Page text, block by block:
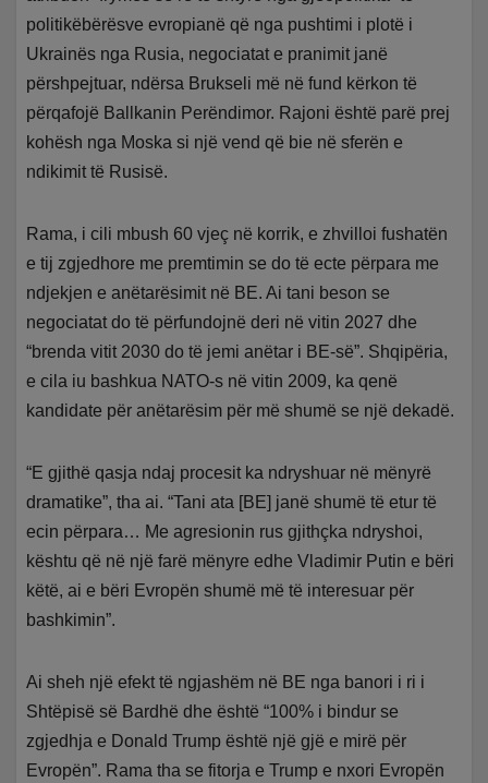
politikëbërësve evropianë që nga pushtimi i plotë i
Ukrainës nga Rusia, negociatat e pranimit janë
përshpejtuar, ndërsa Brukseli më në fund kërkon të
përqafojë Ballkanin Perëndimor. Rajoni është parë prej
kohësh nga Moska si një vend që bie në sferën e
ndikimit të Rusisë.
Rama, i cili mbush 60 vjeç në korrik, e zhvilloi fushatën
e tij zgjedhore me premtimin se do të ecte përpara me
ndjekjen e anëtarësimit në BE. Ai tani beson se
negociatat do të përfundojnë deri në vitin 2027 dhe
“brenda vitit 2030 do të jemi anëtar i BE-së”. Shqipëria,
e cila iu bashkua NATO-s në vitin 2009, ka qenë
kandidate për anëtarësim për më shumë se një dekadë.
“E gjithë qasja ndaj procesit ka ndryshuar në mënyrë
dramatike”, tha ai. “Tani ata [BE] janë shumë të etur të
ecin përpara… Me agresionin rus gjithçka ndryshoi,
kështu që në një farë mënyre edhe Vladimir Putin e bëri
këtë, ai e bëri Evropën shumë më të interesuar për
bashkimin”.
Ai sheh një efekt të ngjashëm në BE nga banori i ri i
Shtëpisë së Bardhë dhe është “100% i bindur se
zgjedhja e Donald Trump është një gjë e mirë për
Evropën”. Rama tha se fitorja e Trump e nxori Evropën